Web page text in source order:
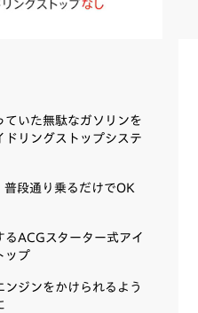
ていた無駄なガソリンを
ドリングストップシステ
普段通り乗るだけでOK
るACGスターター式アイ
ップ
ンジンをかけられるよう